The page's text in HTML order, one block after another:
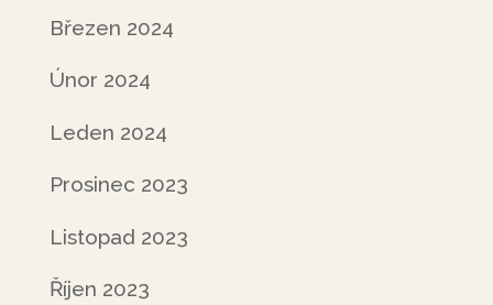
Březen 2024
Únor 2024
Leden 2024
Prosinec 2023
Listopad 2023
Říjen 2023